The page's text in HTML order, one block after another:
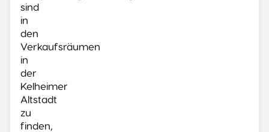
sind
in
den
Verkaufsräumen
in
der
Kelheimer
Altstadt
zu
finden,